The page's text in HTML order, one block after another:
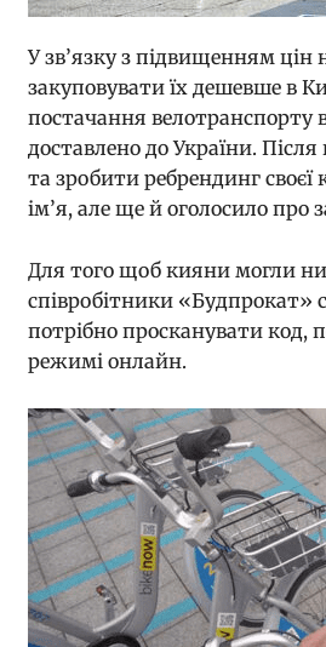
У зв’язку з підвищенням цін
закуповувати їх дешевше в
постачання велотранспорту
доставлено до України.
та зробити ребрендинг своєї
ім’я, але ще й оголосило про
Для того щоб кияни могли
співробітники «Будпрокат»
потрібно просканувати код,
режимі онлайн.